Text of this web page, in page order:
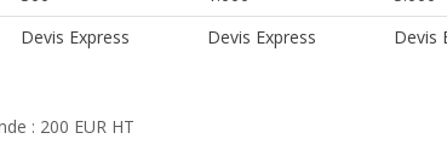
Devis Express Devis Express Devis
: 200 EUR HT